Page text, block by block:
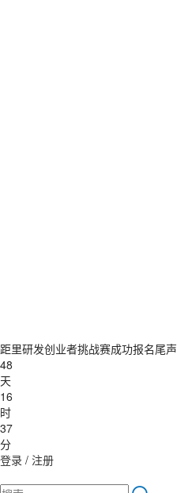
距里研发创业者挑战赛成功报名尾声
48
天
16
时
37
分
登录 / 注册